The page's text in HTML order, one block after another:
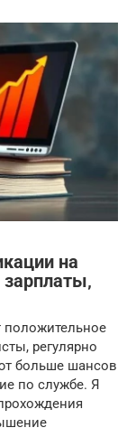
на
регулярно
больше шансов
по службе. Я